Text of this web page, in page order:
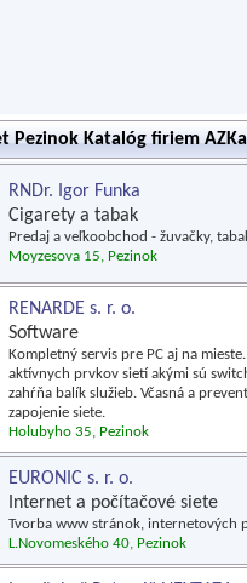
Pezinok Katalóg firiem
RNDr. Igor Funka
Cigarety a tabak
Predaj a veľkoobchod - žuvačky,
Moyzesova 15, Pezinok
RENARDE s. r. o.
Software
Kompletný servis pre PC aj na
aktívnych prvkov sietí akými sú
zahŕňa balík služieb. Včasná a
zapojenie siete.
Holubyho 35, Pezinok
EURONIC s. r. o.
Internet a počítačové siete
Tvorba www stránok, internetových
L.Novomeského 40, Pezinok